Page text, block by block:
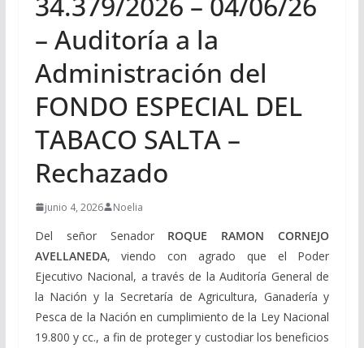
– Auditoría a la
Administración del
FONDO ESPECIAL DEL
TABACO SALTA –
Rechazado
junio 4, 2026 Noelia
Del señor Senador ROQUE RAMON CORNEJO
AVELLANEDA, viendo con agrado que el Poder
Ejecutivo Nacional, a través de la Auditoría General de
la Nación y la Secretaría de Agricultura, Ganadería y
Pesca de la Nación en cumplimiento de la Ley Nacional
19.800 y cc., a fin de proteger y custodiar los beneficios